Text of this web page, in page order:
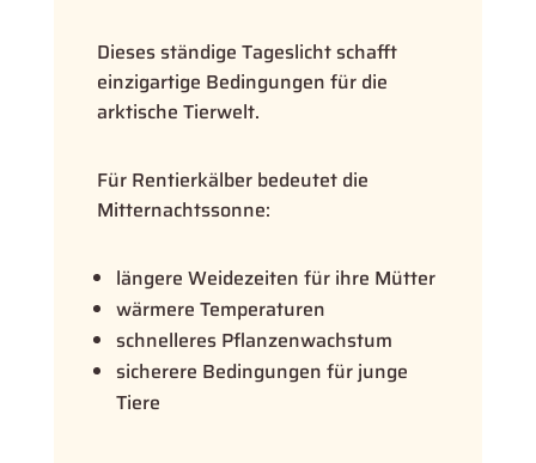
Dieses ständige Tageslicht schafft
einzigartige Bedingungen für die
arktische Tierwelt.
Für Rentierkälber bedeutet die
Mitternachtssonne:
längere Weidezeiten für ihre Mütter
wärmere Temperaturen
schnelleres Pflanzenwachstum
sicherere Bedingungen für junge
Tiere